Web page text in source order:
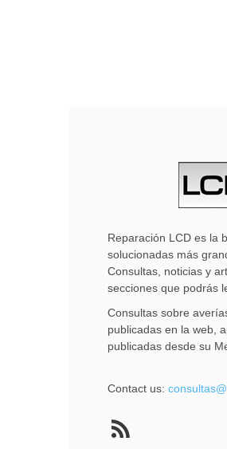
Reparación LCD es la
solucionadas más
Consultas, noticias y
secciones que podrás
Consultas sobre
publicadas en la web,
publicadas desde su
Contact us: